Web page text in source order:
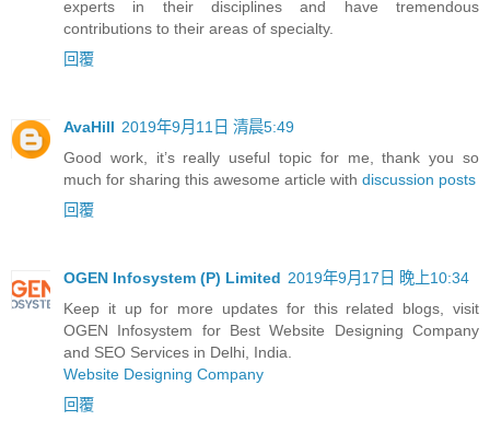
experts in their disciplines and have tremendous
contributions to their areas of specialty.
回覆
AvaHill 2019年9月11日 清晨5:49
Good work, it’s really useful topic for me, thank you so
much for sharing this awesome article with discussion posts
回覆
OGEN Infosystem (P) Limited 2019年9月17日 晚上10:34
Keep it up for more updates for this related blogs, visit
OGEN Infosystem for Best Website Designing Company
and SEO Services in Delhi, India.
Website Designing Company
回覆